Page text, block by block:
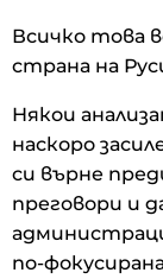
Всичко това
страна на
Някои
наскоро
си върне
преговори и
по-